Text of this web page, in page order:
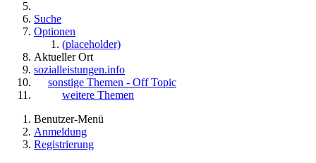
Suche
Optionen
(placeholder)
Aktueller Ort
sozialleistungen.info
sonstige Themen - Off Topic
weitere Themen
Benutzer-Menü
Anmeldung
Registrierung